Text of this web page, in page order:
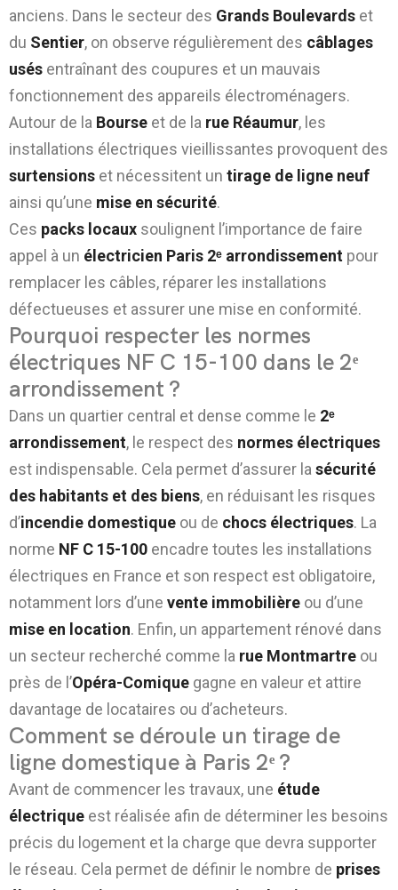
anciens. Dans le secteur des Grands Boulevards et
du Sentier, on observe régulièrement des câblages
usés entraînant des coupures et un mauvais
fonctionnement des appareils électroménagers.
Autour de la Bourse et de la rue Réaumur, les
installations électriques vieillissantes provoquent des
surtensions et nécessitent un tirage de ligne neuf
ainsi qu’une mise en sécurité.
Ces packs locaux soulignent l’importance de faire
appel à un électricien Paris 2ᵉ arrondissement pour
remplacer les câbles, réparer les installations
défectueuses et assurer une mise en conformité.
Pourquoi respecter les normes
électriques NF C 15-100 dans le 2ᵉ
arrondissement ?
Dans un quartier central et dense comme le 2ᵉ
arrondissement, le respect des normes électriques
est indispensable. Cela permet d’assurer la sécurité
des habitants et des biens, en réduisant les risques
d’incendie domestique ou de chocs électriques. La
norme NF C 15-100 encadre toutes les installations
électriques en France et son respect est obligatoire,
notamment lors d’une vente immobilière ou d’une
mise en location. Enfin, un appartement rénové dans
un secteur recherché comme la rue Montmartre ou
près de l’Opéra-Comique gagne en valeur et attire
davantage de locataires ou d’acheteurs.
Comment se déroule un tirage de
ligne domestique à Paris 2ᵉ ?
Avant de commencer les travaux, une étude
électrique est réalisée afin de déterminer les besoins
précis du logement et la charge que devra supporter
le réseau. Cela permet de définir le nombre de prises